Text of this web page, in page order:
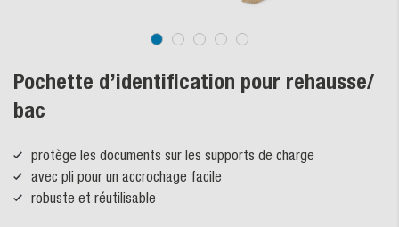
Pochette d’identification pour rehausse/
bac
protège les documents sur les supports de charge
avec pli pour un accrochage facile
robuste et réutilisable